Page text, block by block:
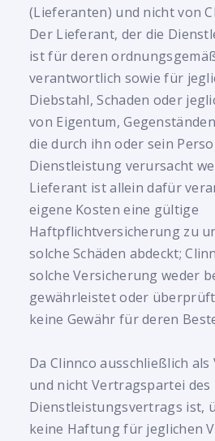
(Lieferanten) und nicht von
Der Lieferant, der die
ist für deren
verantwortlich sowie für
Diebstahl, Schaden oder
von Eigentum,
die durch ihn oder sein
Dienstleistung verursacht
Lieferant ist allein dafür
eigene Kosten eine gültige
Haftpflichtversicherung zu
solche Schäden abdeckt;
solche Versicherung weder
gewährleistet oder
keine Gewähr für deren
Da Clinnco ausschließlich
und nicht Vertragspartei des
Dienstleistungsvertrags ist,
keine Haftung für jeglichen